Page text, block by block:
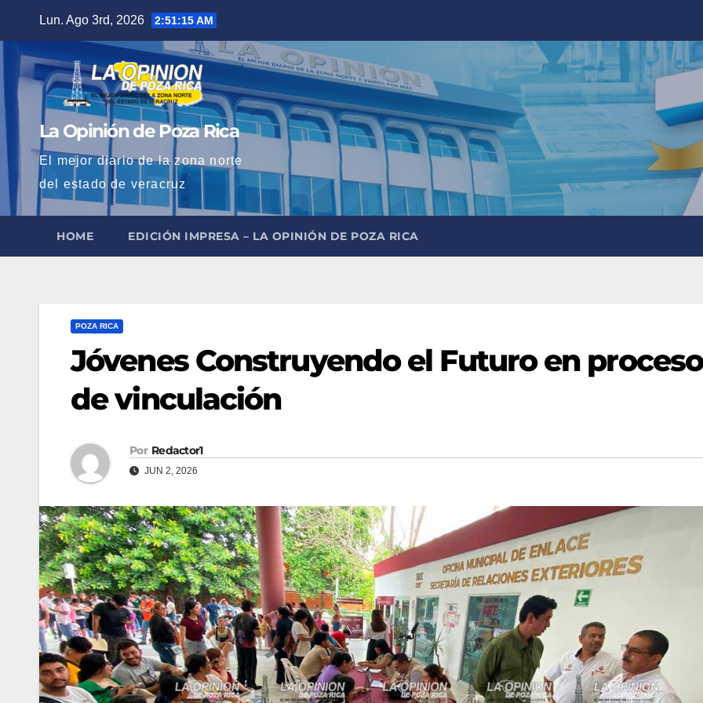
contenido
Lun. Ago 3rd, 2026 2:51:17 AM
La Opinión de Poza Rica
El mejor diario de la zona norte
del estado de veracruz
HOME EDICIÓN IMPRESA – LA OPINIÓN DE POZA RICA
POZA RICA
Jóvenes Construyendo el Futuro en proceso
de vinculación
Por Redactor1
JUN 2, 2026